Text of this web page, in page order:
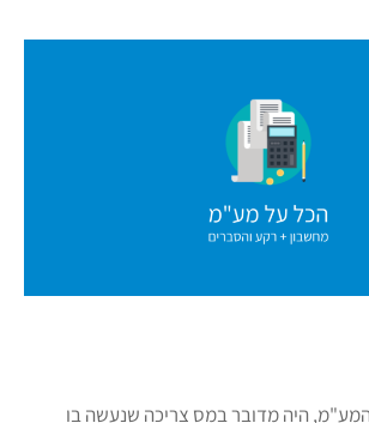
המע"מ, היה מדובר במס צריכה שנעשה בו